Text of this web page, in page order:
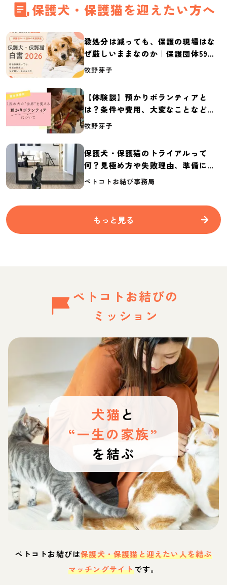
保護犬・保護猫を迎えたい方へ
殺処分は減っても、保護の現場はな
ぜ厳しいままなのか｜保護団体59団
体の実態調査【保護犬・保護猫白書
牧野芽子
【体験談】預かりボランティアと
は？条件や費用、大変なことなど紹
介
牧野芽子
保護犬・保護猫のトライアルって
何？見極め方や失敗理由、準備に必
要なものを紹介
ペトコトお結び事務局
もっと見る
ペトコトお結びの
ミッション
犬猫 と
“一生の家族”
を結ぶ
ペトコトお結びは保護犬・保護猫と迎えたい人を結ぶ
マッチングサイトです。